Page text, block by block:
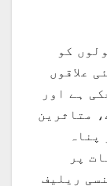
کو
علاقوں
ہے اور
متاثرین
پناہ
پر
ریلیف